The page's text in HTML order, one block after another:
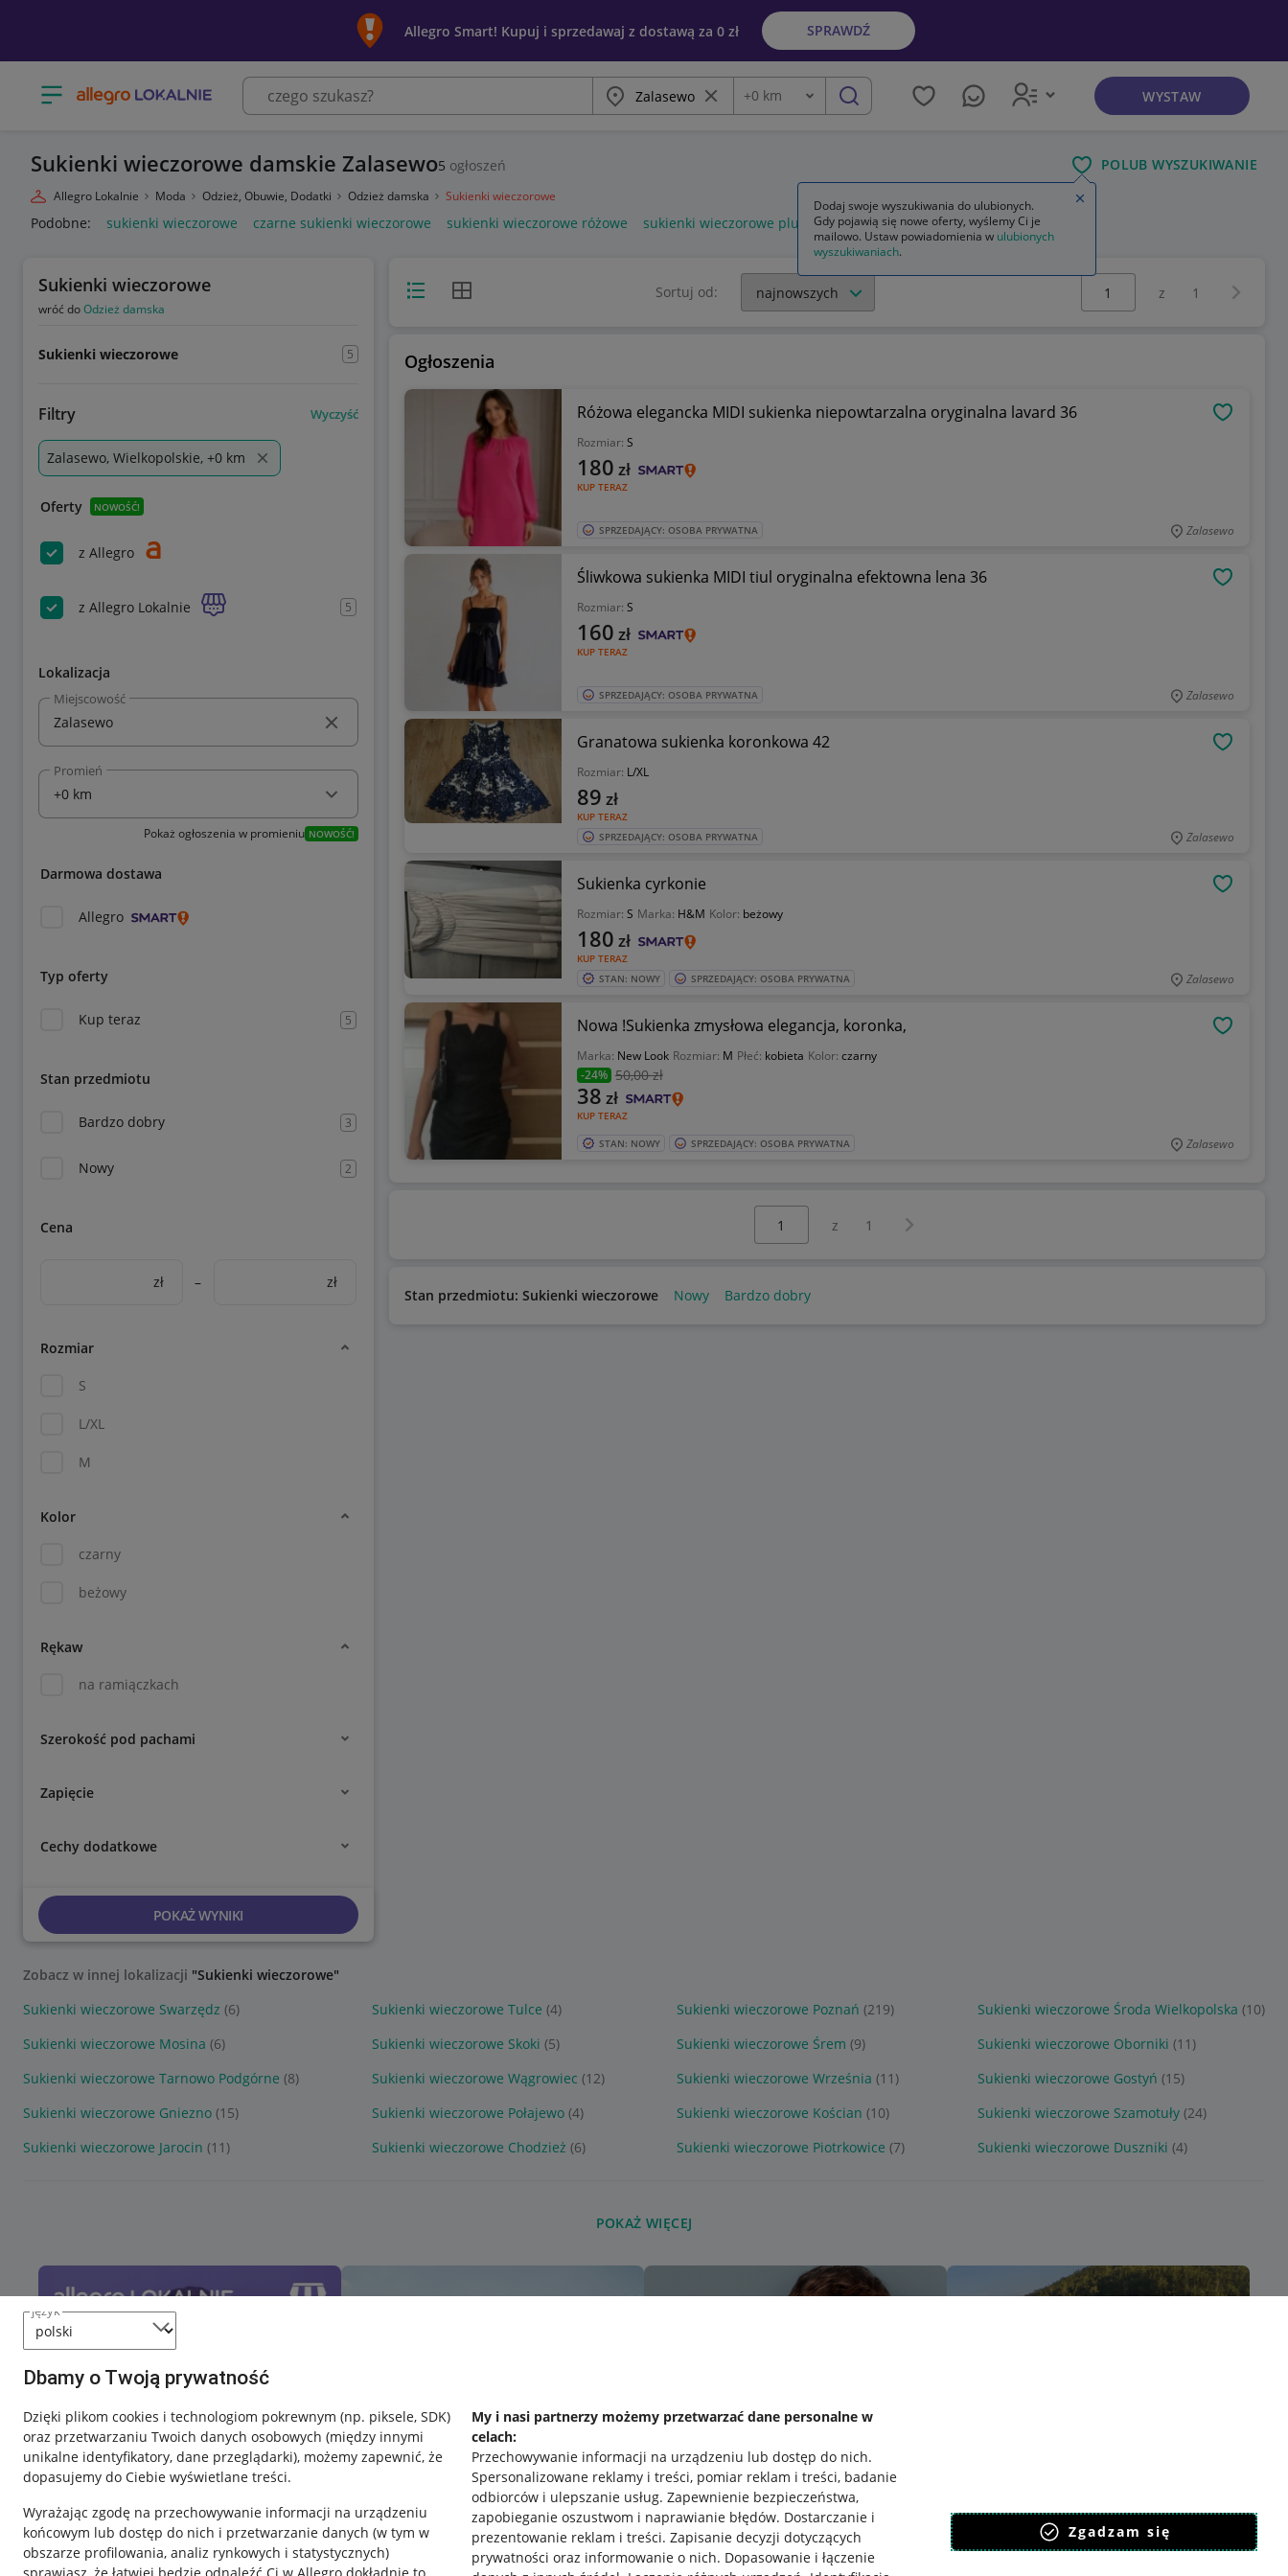
język
Dbamy o Twoją prywatność
Dzięki plikom cookies i technologiom pokrewnym (np. piksele, SDK)
oraz przetwarzaniu Twoich danych osobowych (między innymi
unikalne identyfikatory, dane przeglądarki), możemy zapewnić, że
dopasujemy do Ciebie wyświetlane treści.
Wyrażając zgodę na przechowywanie informacji na urządzeniu
końcowym lub dostęp do nich i przetwarzanie danych (w tym w
obszarze profilowania, analiz rynkowych i statystycznych)
My i nasi partnerzy możemy przetwarzać dane personalne w
celach:
Przechowywanie informacji na urządzeniu lub dostęp do nich.
Spersonalizowane reklamy i treści, pomiar reklam i treści, badanie
odbiorców i ulepszanie usług. Zapewnienie bezpieczeństwa,
zapobieganie oszustwom i naprawianie błędów. Dostarczanie i
prezentowanie reklam i treści. Zapisanie decyzji dotyczących
prywatności oraz informowanie o nich. Dopasowanie i łączenie
Zgadzam się
Allegro Smart! Kupuj i sprzedawaj z dostawą za 0 zł SPRAWDŹ
Otwórz menu z kategoriami Miasto Wyczyść frazę
Odległość
+0 km szukaj WYSTAW
Sukienki wieczorowe damskie Zalasewo5 ogłoszeń POLUB WYSZUKIWANIE
Allegro Lokalnie Moda Odzież, Obuwie, Dodatki Odzież damska Sukienki wieczorowe
Podobne: sukienki wieczorowe czarne sukienki wieczorowe sukienki wieczorowe różowe sukienki wieczorowe plus size sukienki wieczorowe do kolan
Sukienki wieczorowe
wróć doOdzież damska
Sukienki wieczorowe 5
Filtry Wyczyść
Zalasewo, Wielkopolskie, +0 km
Oferty NOWOŚĆ!
z Allegro
z Allegro Lokalnie 5
Lokalizacja
Miejscowość
Promień
Pokaż ogłoszenia w promieniu NOWOŚĆ!
Darmowa dostawa
Allegro
Typ oferty
Kup teraz 5
Stan przedmiotu
Bardzo dobry 3
Nowy 2
Cena
zł – zł
Rozmiar
S
L/XL
M
Kolor
czarny
beżowy
Rękaw
na ramiączkach
Szerokość pod pachami
Zapięcie
Cechy dodatkowe
POKAŻ WYNIKI
Widok listyWidok siatki Sortuj od:
Wybierz stronę:
z 1
Ogłoszenia
Różowa elegancka MIDI sukienka niepowtarzalna oryginalna lavard 36
Rozmiar: S
KUP TERAZ
180 zł
SPRZEDAJĄCY: OSOBA PRYWATNA Zalasewo
Śliwkowa sukienka MIDI tiul oryginalna efektowna lena 36
Rozmiar: S
KUP TERAZ
160 zł
SPRZEDAJĄCY: OSOBA PRYWATNA Zalasewo
Granatowa sukienka koronkowa 42
Rozmiar: L/XL
KUP TERAZ
89 zł
SPRZEDAJĄCY: OSOBA PRYWATNA Zalasewo
Sukienka cyrkonie
Rozmiar: S Marka: H&M Kolor: beżowy
KUP TERAZ
180 zł
STAN: NOWY SPRZEDAJĄCY: OSOBA PRYWATNA Zalasewo
Nowa !Sukienka zmysłowa elegancja, koronka,
Marka: New Look Rozmiar: M Płeć: kobieta Kolor: czarny
-24% 50,00 zł
KUP TERAZ
38 zł
STAN: NOWY SPRZEDAJĄCY: OSOBA PRYWATNA Zalasewo
z 1 Następna strona
Stan przedmiotu: Sukienki wieczorowe Nowy Bardzo dobry
Zobacz w innej lokalizacji "Sukienki wieczorowe"
Sukienki wieczorowe Swarzędz (6) Sukienki wieczorowe Tulce (4) Sukienki wieczorowe Poznań (219) Sukienki wieczorowe Środa Wielkopolska (10)
Sukienki wieczorowe Mosina (6) Sukienki wieczorowe Skoki (5) Sukienki wieczorowe Śrem (9) Sukienki wieczorowe Oborniki (11)
Sukienki wieczorowe Tarnowo Podgórne (8) Sukienki wieczorowe Wągrowiec (12) Sukienki wieczorowe Września (11) Sukienki wieczorowe Gostyń (15)
Sukienki wieczorowe Gniezno (15) Sukienki wieczorowe Połajewo (4) Sukienki wieczorowe Kościan (10) Sukienki wieczorowe Szamotuły (24)
Sukienki wieczorowe Jarocin (11) Sukienki wieczorowe Chodzież (6) Sukienki wieczorowe Piotrkowice (7) Sukienki wieczorowe Duszniki (4)
POKAŻ WIĘCEJ
Dodaj swoje wyszukiwania do ulubionych.
Gdy pojawią się nowe oferty, wyślemy Ci je
mailowo. Ustaw powiadomienia w ulubionych
wyszukiwaniach.
Zamknij wskazówkę